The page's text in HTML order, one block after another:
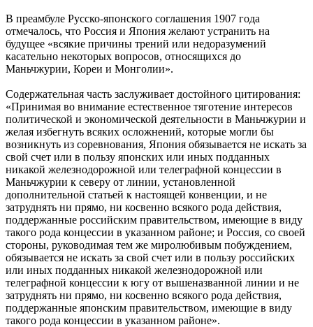
В преамбуле Русско-японского соглашения 1907 года
отмечалось, что Россия и Япония желают устранить на
будущее «всякие причины трений или недоразумений
касательно некоторых вопросов, относящихся до
Маньчжурии, Кореи и Монголии».
Содержательная часть заслуживает достойного цитирования:
«Принимая во внимание естественное тяготение интересов
политической и экономической деятельности в Маньчжурии и
желая избегнуть всяких осложнений, которые могли бы
возникнуть из соревнования, Япония обязывается не искать за
свой счет или в пользу японских или иных подданных
никакой железнодорожной или телеграфной концессии в
Маньчжурии к северу от линии, установленной
дополнительной статьей к настоящей конвенции, и не
затруднять ни прямо, ни косвенно всякого рода действия,
поддержанные российским правительством, имеющие в виду
такого рода концессии в указанном районе; и Россия, со своей
стороны, руководимая тем же миролюбивым побуждением,
обязывается не искать за свой счет или в пользу российских
или иных подданных никакой железнодорожной или
телеграфной концессии к югу от вышеназванной линии и не
затруднять ни прямо, ни косвенно всякого рода действия,
поддержанные японским правительством, имеющие в виду
такого рода концессии в указанном районе».